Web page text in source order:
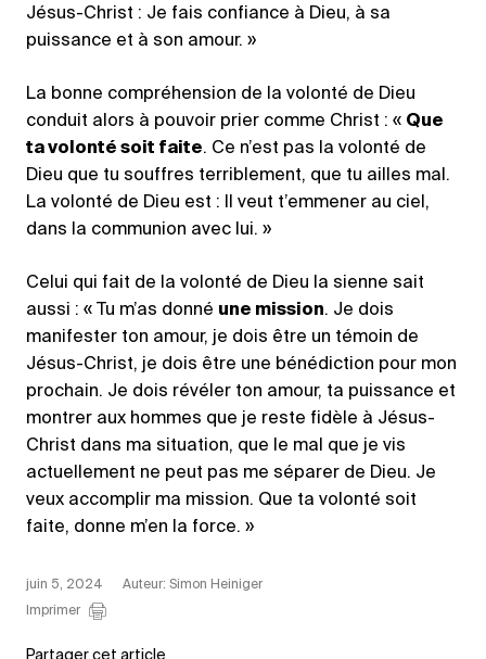
Jésus-Christ : Je fais confiance à Dieu, à sa
puissance et à son amour. »
La bonne compréhension de la volonté de Dieu
conduit alors à pouvoir prier comme Christ : « Que
ta volonté soit faite. Ce n’est pas la volonté de
Dieu que tu souffres terriblement, que tu ailles mal.
La volonté de Dieu est : Il veut t’emmener au ciel,
dans la communion avec lui. »
Celui qui fait de la volonté de Dieu la sienne sait
aussi : « Tu m’as donné une mission. Je dois
manifester ton amour, je dois être un témoin de
Jésus-Christ, je dois être une bénédiction pour mon
prochain. Je dois révéler ton amour, ta puissance et
montrer aux hommes que je reste fidèle à Jésus-
Christ dans ma situation, que le mal que je vis
actuellement ne peut pas me séparer de Dieu. Je
veux accomplir ma mission. Que ta volonté soit
faite, donne m’en la force. »
juin 5, 2024
Auteur: Simon Heiniger
Imprimer